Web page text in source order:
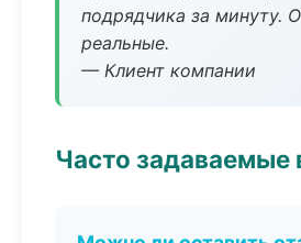
подрядчика за минуту.
реальные.
— Клиент компании
Часто задаваемые